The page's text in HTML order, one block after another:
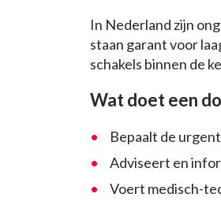
In Nederland zijn
staan garant voor
schakels binnen de
Wat doet een
Bepaalt de
Adviseert en
Voert medisch-